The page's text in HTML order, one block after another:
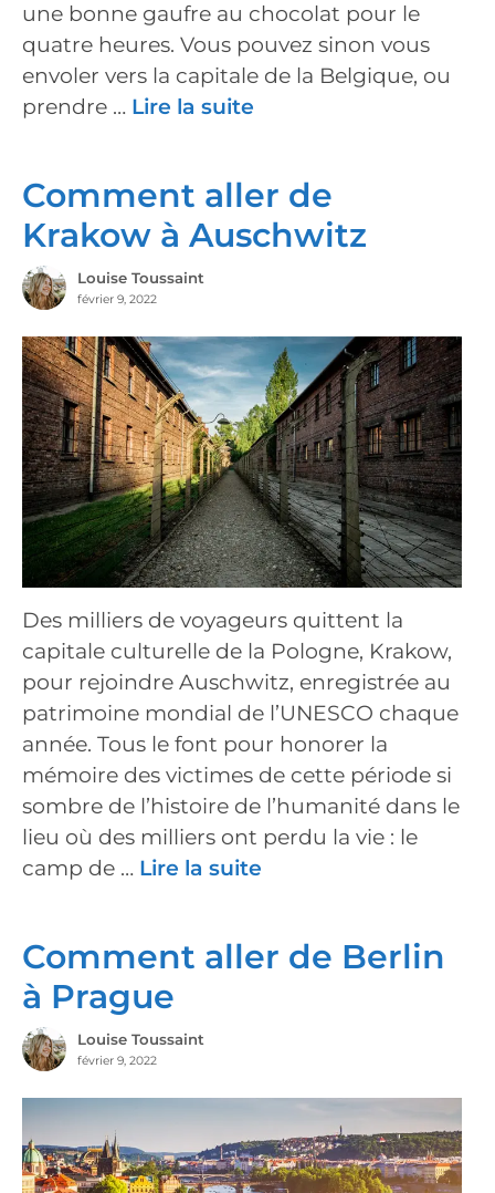
une bonne gaufre au chocolat pour le
quatre heures. Vous pouvez sinon vous
envoler vers la capitale de la Belgique, ou
prendre … Lire la suite
Comment aller de
Krakow à Auschwitz
Louise Toussaint
février 9, 2022
Des milliers de voyageurs quittent la
capitale culturelle de la Pologne, Krakow,
pour rejoindre Auschwitz, enregistrée au
patrimoine mondial de l’UNESCO chaque
année. Tous le font pour honorer la
mémoire des victimes de cette période si
sombre de l’histoire de l’humanité dans le
lieu où des milliers ont perdu la vie : le
camp de … Lire la suite
Comment aller de Berlin
à Prague
Louise Toussaint
février 9, 2022